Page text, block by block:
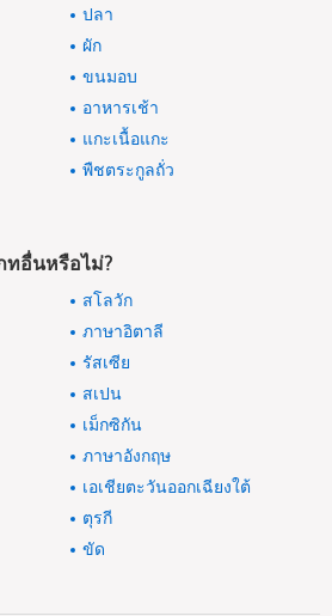
ปลา
ผัก
ขนมอบ
อาหารเช้า
แกะเนื้อแกะ
พืชตระกูลถั่ว
ทอื่นหรือไม่?
สโลวัก
ภาษาอิตาลี
รัสเซีย
สเปน
เม็กซิกัน
ภาษาอังกฤษ
เอเชียตะวันออกเฉียงใต้
ตุรกี
ขัด